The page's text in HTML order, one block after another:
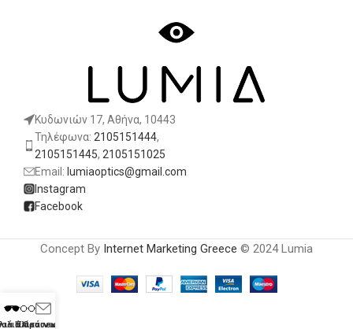
Κυδωνιών 17, Αθήνα, 10443
Τηλέφωνα: 2105151444,
2105151445, 2105151025
Email: lumiaoptics@gmail.com
Instagram
Facebook
Concept By Internet Marketing Greece © 2024 Lumia
Ηλίου
Οράσεως
Επικοινωνία